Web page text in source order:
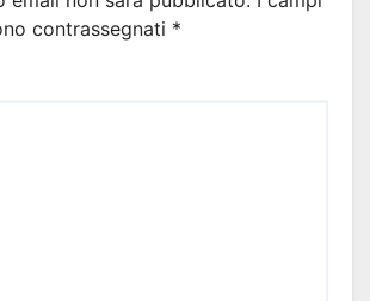
contrassegnati *